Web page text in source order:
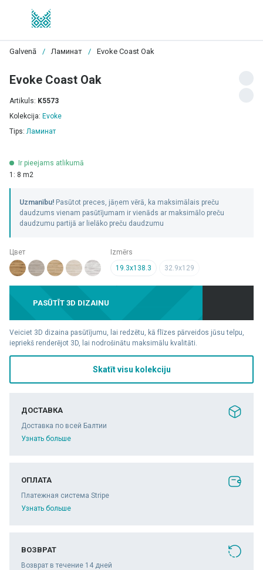
Galvenā / Ламинат / Evoke Coast Oak
Evoke Coast Oak
Artikuls: K5573
Kolekcija: Evoke
Tips: Ламинат
Ir pieejams atlikumā
1: 8 m2
Uzmanību! Pasūtot preces, jāņem vērā, ka maksimālais preču
daudzums vienam pasūtījumam ir vienāds ar maksimālo preču
daudzumu partijā ar lielāko preču daudzumu
Цвет
Izmērs
19.3x138.3
32.9x129
PASŪTĪT 3D DIZAINU
Veiciet 3D dizaina pasūtījumu, lai redzētu, kā flīzes pārveidos jūsu telpu,
iepriekš renderējot 3D, lai nodrošinātu maksimālu kvalitāti.
Skatīt visu kolekciju
ДОСТАВКА
Доставка по всей Балтии
Узнать больше
ОПЛАТА
Платежная система Stripe
Узнать больше
ВОЗВРАТ
Возврат в течение 14 дней